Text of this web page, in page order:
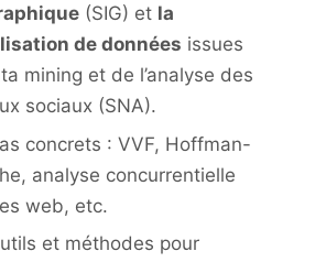
(SIG) et la
de données issues
mining et de l’analyse des
sociaux (SNA).
concrets : VVF, Hoffman-
analyse concurrentielle
web, etc.
et méthodes pour